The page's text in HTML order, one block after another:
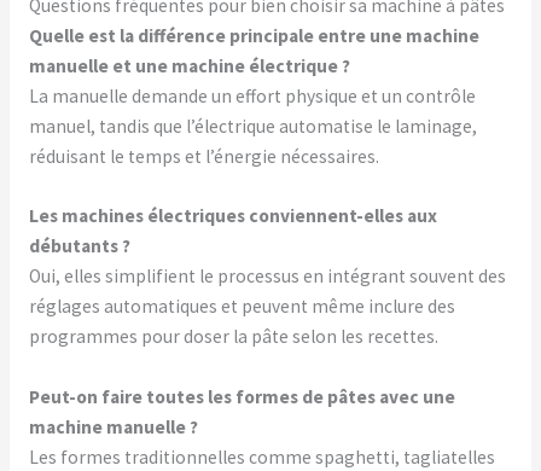
Questions fréquentes pour bien choisir sa machine à pâtes
Quelle est la différence principale entre une machine
manuelle et une machine électrique ?
La manuelle demande un effort physique et un contrôle
manuel, tandis que l’électrique automatise le laminage,
réduisant le temps et l’énergie nécessaires.
Les machines électriques conviennent-elles aux
débutants ?
Oui, elles simplifient le processus en intégrant souvent des
réglages automatiques et peuvent même inclure des
programmes pour doser la pâte selon les recettes.
Peut-on faire toutes les formes de pâtes avec une
machine manuelle ?
Les formes traditionnelles comme spaghetti, tagliatelles